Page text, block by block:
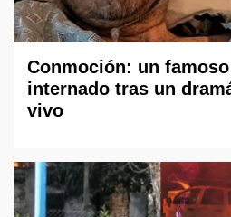
Conmoción: un
internado tras un
vivo